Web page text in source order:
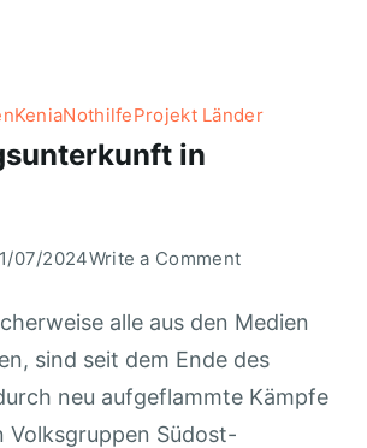
KeniaNothilfeProjekt Länder
in
07/2024Write a Comment
alle aus den Medien
sind seit dem Ende des
neu aufgeflammte Kämpfe
Volksgruppen Südost-